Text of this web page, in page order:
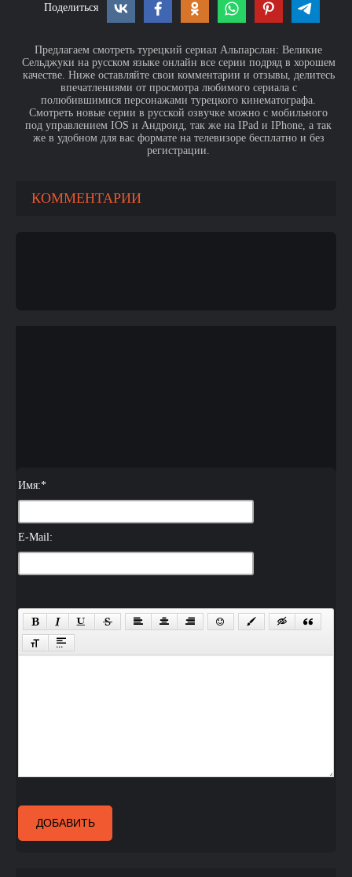
Поделиться
Предлагаем смотреть турецкий сериал Альпарслан: Великие
Сельджуки на русском языке онлайн все серии подряд в хорошем
качестве. Ниже оставляйте свои комментарии и отзывы, делитесь
впечатлениями от просмотра любимого сериала с
полюбившимися персонажами турецкого кинематографа.
Смотреть новые серии в русской озвучке можно с мобильного
под управлением IOS и Андроид, так же на IPad и IPhone, а так
же в удобном для вас формате на телевизоре бесплатно и без
регистрации.
КОММЕНТАРИИ
Имя:*
E-Mail:
ДОБАВИТЬ